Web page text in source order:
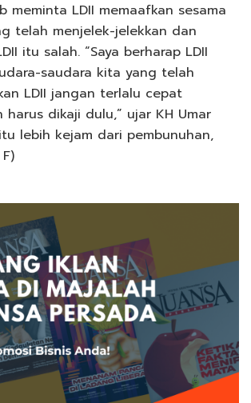
meminta LDII memaafkan sesama
telah menjelek-jelekkan dan
itu salah. “Saya berharap LDII
saudara kita yang telah
LDII jangan terlalu cepat
harus dikaji dulu,” ujar KH Umar
lebih kejam dari pembunuhan,